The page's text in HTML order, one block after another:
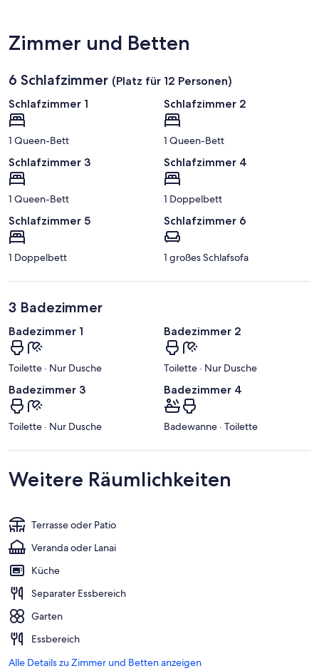
Zimmer und Betten
6 Schlafzimmer (Platz für 12 Personen)
Schlafzimmer 1
1 Queen-Bett
Schlafzimmer 2
1 Queen-Bett
Schlafzimmer 3
1 Queen-Bett
Schlafzimmer 4
1 Doppelbett
Schlafzimmer 5
1 Doppelbett
Schlafzimmer 6
1 großes Schlafsofa
3 Badezimmer
Badezimmer 1
Toilette · Nur Dusche
Badezimmer 2
Toilette · Nur Dusche
Badezimmer 3
Toilette · Nur Dusche
Badezimmer 4
Badewanne · Toilette
Weitere Räumlichkeiten
Terrasse oder Patio
Veranda oder Lanai
Küche
Separater Essbereich
Garten
Essbereich
Alle Details zu Zimmer und Betten anzeigen